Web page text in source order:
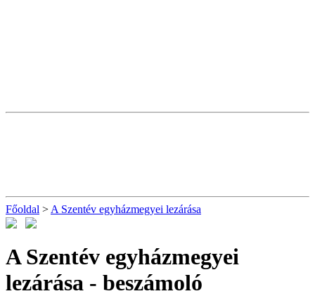
Főoldal > A Szentév egyházmegyei lezárása
A Szentév egyházmegyei
lezárása - beszámoló